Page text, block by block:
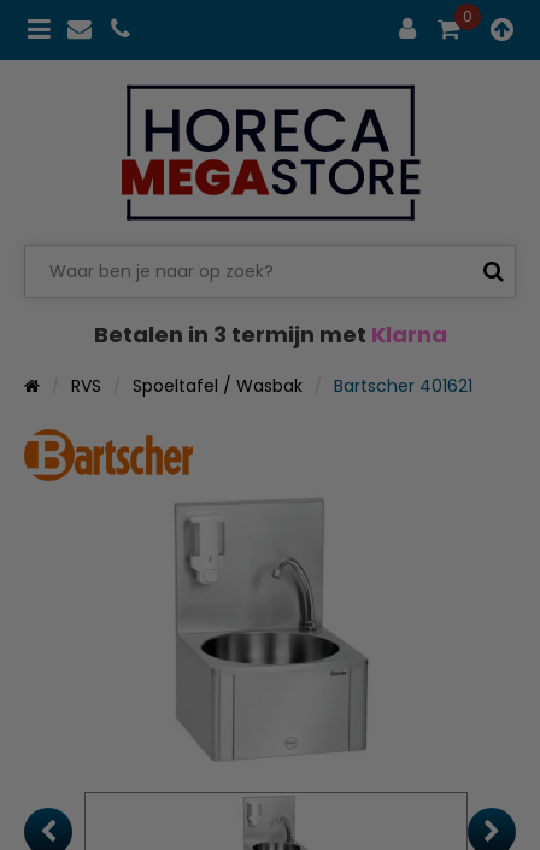
0
Betalen in 3 termijn met Klarna
RVS Spoeltafel / Wasbak Bartscher 401621